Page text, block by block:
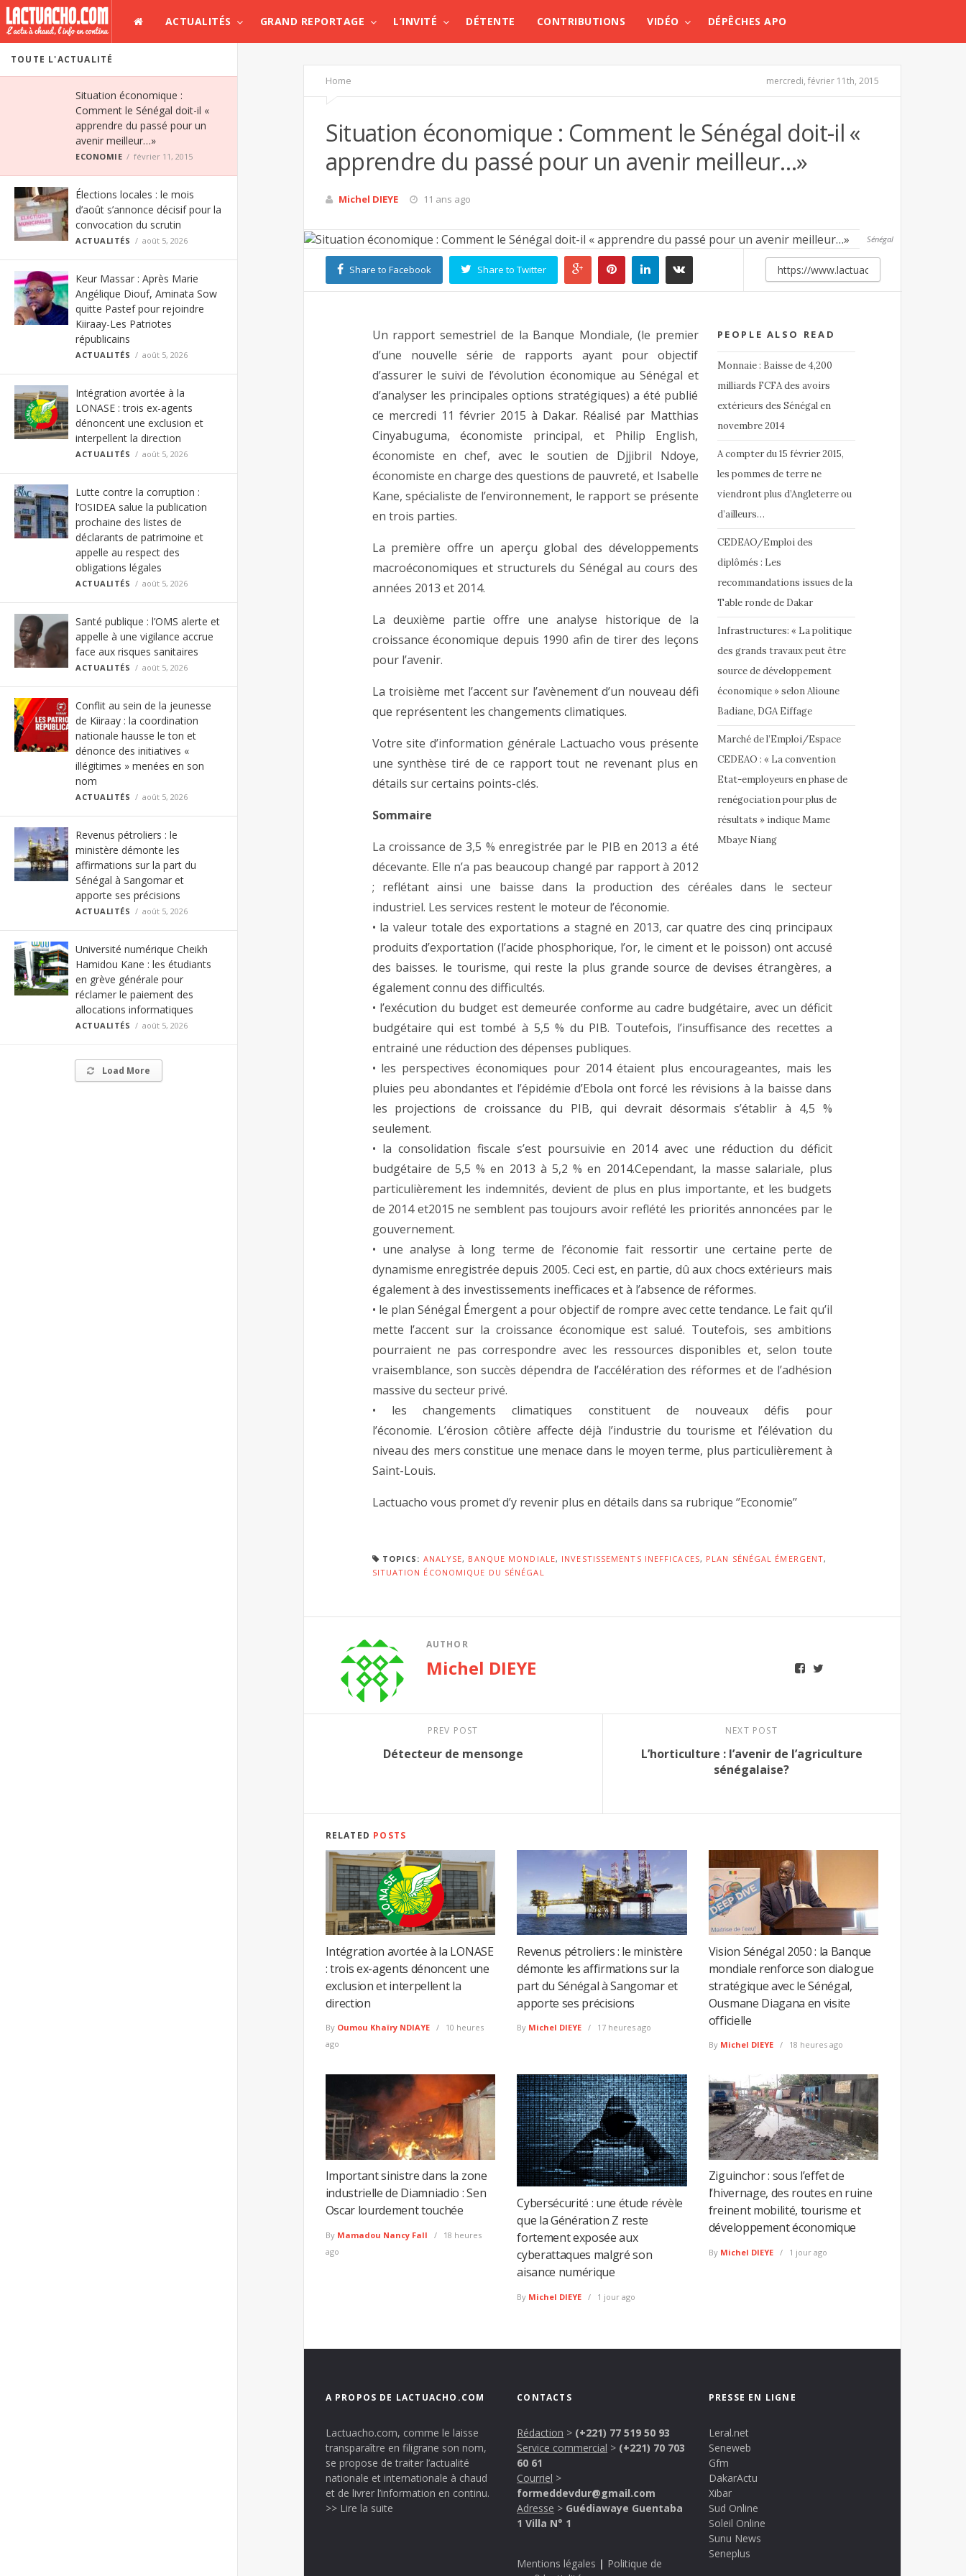
ACTUALITÉS GRAND REPORTAGE L’INVITÉ DÉTENTE CONTRIBUTIONS VIDÉO DÉPÊCHES APO
TOUTE L'ACTUALITÉ
Situation économique :
Comment le Sénégal doit-il «
apprendre du passé pour un
avenir meilleur…»
ECONOMIE février 11, 2015
Élections locales : le mois
d’août s’annonce décisif pour la
convocation du scrutin
ACTUALITÉS août 5, 2026
Keur Massar : Après Marie
Angélique Diouf, Aminata Sow
quitte Pastef pour rejoindre
Kiiraay-Les Patriotes
républicains
ACTUALITÉS août 5, 2026
Intégration avortée à la
LONASE : trois ex-agents
dénoncent une exclusion et
interpellent la direction
ACTUALITÉS août 5, 2026
Lutte contre la corruption :
l’OSIDEA salue la publication
prochaine des listes de
déclarants de patrimoine et
appelle au respect des
obligations légales
ACTUALITÉS août 5, 2026
Santé publique : l’OMS alerte et
appelle à une vigilance accrue
face aux risques sanitaires
ACTUALITÉS août 5, 2026
Conflit au sein de la jeunesse
de Kiiraay : la coordination
nationale hausse le ton et
dénonce des initiatives «
illégitimes » menées en son
nom
ACTUALITÉS août 5, 2026
Revenus pétroliers : le
ministère démonte les
affirmations sur la part du
Sénégal à Sangomar et
apporte ses précisions
ACTUALITÉS août 5, 2026
Université numérique Cheikh
Hamidou Kane : les étudiants
en grève générale pour
réclamer le paiement des
allocations informatiques
ACTUALITÉS août 5, 2026
Load More
Home mercredi, février 11th, 2015
Situation économique : Comment le Sénégal doit-il «
apprendre du passé pour un avenir meilleur…»
Michel DIEYE 11 ans ago
Sénégal
Share to Facebook Share to Twitter
PEOPLE ALSO READ
Monnaie : Baisse de 4,200
milliards FCFA des avoirs
extérieurs des Sénégal en
novembre 2014
A compter du 15 février 2015,
les pommes de terre ne
viendront plus d’Angleterre ou
d’ailleurs…
CEDEAO/Emploi des
diplômés : Les
recommandations issues de la
Table ronde de Dakar
Infrastructures: « La politique
des grands travaux peut être
source de développement
économique » selon Alioune
Badiane, DGA Eiffage
Marché de l’Emploi/Espace
CEDEAO : « La convention
Etat-employeurs en phase de
renégociation pour plus de
résultats » indique Mame
Mbaye Niang
Un rapport semestriel de la Banque Mondiale, (le premier
d’une nouvelle série de rapports ayant pour objectif
d’assurer le suivi de l’évolution économique au Sénégal et
d’analyser les principales options stratégiques) a été publié
ce mercredi 11 février 2015 à Dakar. Réalisé par Matthias
Cinyabuguma, économiste principal, et Philip English,
économiste en chef, avec le soutien de Djjibril Ndoye,
économiste en charge des questions de pauvreté, et Isabelle
Kane, spécialiste de l’environnement, le rapport se présente
en trois parties.
La première offre un aperçu global des développements
macroéconomiques et structurels du Sénégal au cours des
années 2013 et 2014.
La deuxième partie offre une analyse historique de la
croissance économique depuis 1990 afin de tirer des leçons
pour l’avenir.
La troisième met l’accent sur l’avènement d’un nouveau défi
que représentent les changements climatiques.
Votre site d’information générale Lactuacho vous présente
une synthèse tiré de ce rapport tout ne revenant plus en
détails sur certains points-clés.
Sommaire
La croissance de 3,5 % enregistrée par le PIB en 2013 a été
décevante. Elle n’a pas beaucoup changé par rapport à 2012
; reflétant ainsi une baisse dans la production des céréales dans le secteur
industriel. Les services restent le moteur de l’économie.
• la valeur totale des exportations a stagné en 2013, car quatre des cinq principaux
produits d’exportation (l’acide phosphorique, l’or, le ciment et le poisson) ont accusé
des baisses. le tourisme, qui reste la plus grande source de devises étrangères, a
également connu des difficultés.
• l’exécution du budget est demeurée conforme au cadre budgétaire, avec un déficit
budgétaire qui est tombé à 5,5 % du PIB. Toutefois, l’insuffisance des recettes a
entrainé une réduction des dépenses publiques.
• les perspectives économiques pour 2014 étaient plus encourageantes, mais les
pluies peu abondantes et l’épidémie d’Ebola ont forcé les révisions à la baisse dans
les projections de croissance du PIB, qui devrait désormais s’établir à 4,5 %
seulement.
• la consolidation fiscale s’est poursuivie en 2014 avec une réduction du déficit
budgétaire de 5,5 % en 2013 à 5,2 % en 2014.Cependant, la masse salariale, plus
particulièrement les indemnités, devient de plus en plus importante, et les budgets
de 2014 et2015 ne semblent pas toujours avoir reflété les priorités annoncées par le
gouvernement.
• une analyse à long terme de l’économie fait ressortir une certaine perte de
dynamisme enregistrée depuis 2005. Ceci est, en partie, dû aux chocs extérieurs mais
également à des investissements inefficaces et à l’absence de réformes.
• le plan Sénégal Émergent a pour objectif de rompre avec cette tendance. Le fait qu’il
mette l’accent sur la croissance économique est salué. Toutefois, ses ambitions
pourraient ne pas correspondre avec les ressources disponibles et, selon toute
vraisemblance, son succès dépendra de l’accélération des réformes et de l’adhésion
massive du secteur privé.
• les changements climatiques constituent de nouveaux défis pour
l’économie. L’érosion côtière affecte déjà l’industrie du tourisme et l’élévation du
niveau des mers constitue une menace dans le moyen terme, plus particulièrement à
Saint-Louis.
Lactuacho vous promet d’y revenir plus en détails dans sa rubrique ‘’Economie’’
TOPICS: ANALYSE, BANQUE MONDIALE, INVESTISSEMENTS INEFFICACES, PLAN SÉNÉGAL ÉMERGENT,
SITUATION ÉCONOMIQUE DU SÉNÉGAL
AUTHOR
Michel DIEYE
PREV POST
Détecteur de mensonge
NEXT POST
L’horticulture : l’avenir de l’agriculture
sénégalaise?
RELATED POSTS
Intégration avortée à la LONASE
: trois ex-agents dénoncent une
exclusion et interpellent la
direction
By Oumou Khaïry NDIAYE
10 heures
ago
Revenus pétroliers : le ministère
démonte les affirmations sur la
part du Sénégal à Sangomar et
apporte ses précisions
By Michel DIEYE 17 heures ago
Vision Sénégal 2050 : la Banque
mondiale renforce son dialogue
stratégique avec le Sénégal,
Ousmane Diagana en visite
officielle
By Michel DIEYE 18 heures ago
Important sinistre dans la zone
industrielle de Diamniadio : Sen
Oscar lourdement touchée
By Mamadou Nancy Fall
18 heures
ago
Cybersécurité : une étude révèle
que la Génération Z reste
fortement exposée aux
cyberattaques malgré son
aisance numérique
By Michel DIEYE 1 jour ago
Ziguinchor : sous l’effet de
l’hivernage, des routes en ruine
freinent mobilité, tourisme et
développement économique
By Michel DIEYE 1 jour ago
A PROPOS DE LACTUACHO.COM
Lactuacho.com, comme le laisse
transparaître en filigrane son nom,
se propose de traiter l’actualité
nationale et internationale à chaud
et de livrer l’information en continu.
>> Lire la suite
CONTACTS
Rédaction > (+221) 77 519 50 93
Service commercial > (+221) 70 703
60 61
Courriel >
formeddevdur@gmail.com
Adresse > Guédiawaye Guentaba
1 Villa N° 1
Mentions légales | Politique de
PRESSE EN LIGNE
Leral.net
Seneweb
Gfm
DakarActu
Xibar
Sud Online
Soleil Online
Sunu News
Seneplus